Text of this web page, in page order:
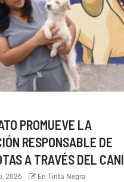
PROMUEVE LA
RESPONSABLE DE
A TRAVÉS DEL CANI
2026 En Tinta Negra